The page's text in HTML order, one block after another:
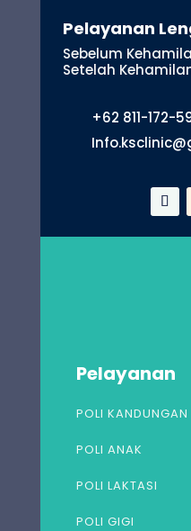
Pelayanan
Sebelum
Setelah
+62 811-172-
Pelayanan
POLI KANDUNGAN
POLI ANAK
POLI LAKTASI
POLI GIGI